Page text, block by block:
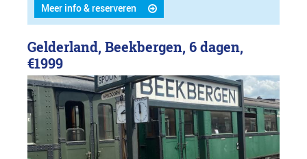
Meer info & reserveren
Gelderland, Beekbergen, 6 dagen,
€1999